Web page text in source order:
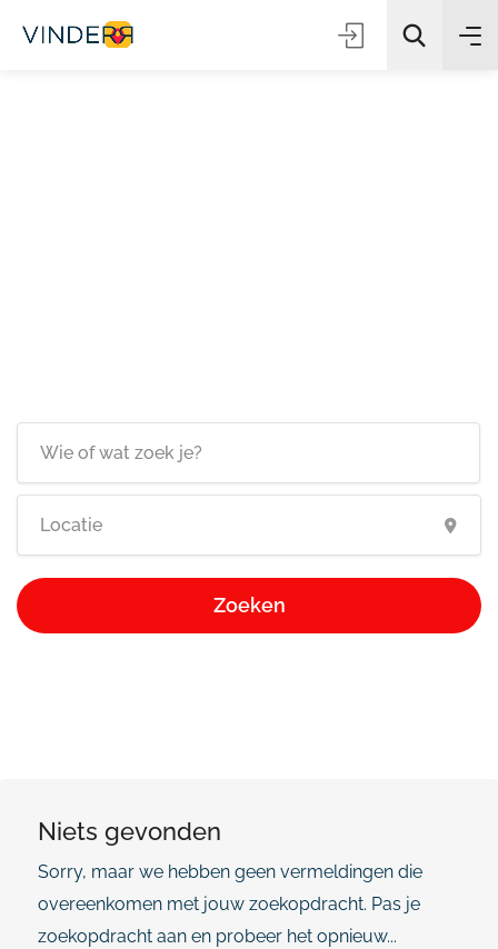
Zoeken
Niets gevonden
Sorry, maar we hebben geen vermeldingen die
overeenkomen met jouw zoekopdracht. Pas je
zoekopdracht aan en probeer het opnieuw...